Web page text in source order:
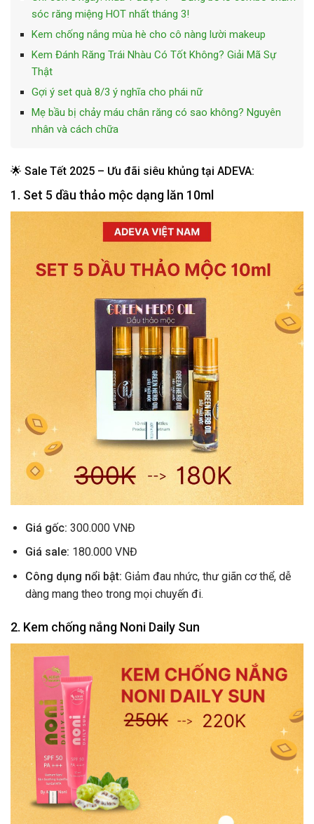
sóc răng miệng HOT nhất tháng 3!
Kem chống nắng mùa hè cho cô nàng lười makeup
Kem Đánh Răng Trái Nhàu Có Tốt Không? Giải Mã Sự
Thật
Gợi ý set quà 8/3 ý nghĩa cho phái nữ
Mẹ bầu bị chảy máu chân răng có sao không? Nguyên
nhân và cách chữa
🌟 Sale Tết 2025 – Ưu đãi siêu khủng tại ADEVA:
1. Set 5 dầu thảo mộc dạng lăn 10ml
Giá gốc: 300.000 VNĐ
Giá sale: 180.000 VNĐ
Công dụng nổi bật: Giảm đau nhức, thư giãn cơ thể, dễ
dàng mang theo trong mọi chuyến đi.
2. Kem chống nắng Noni Daily Sun